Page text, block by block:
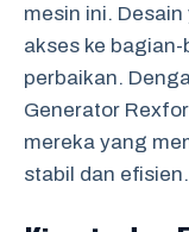
mesin ini.
akses ke
perbaikan.
Generator
mereka yang
stabil dan efisien.